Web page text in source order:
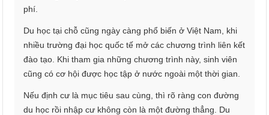
phí.
Du học tại chỗ cũng ngày càng phổ biến ở Việt Nam, khi
nhiều trường đại học quốc tế mở các chương trình liên kết
đào tạo. Khi tham gia những chương trình này, sinh viên
cũng có cơ hội được học tập ở nước ngoài một thời gian.
Nếu định cư là mục tiêu sau cùng, thì rõ ràng con đường
du học rồi nhập cư không còn là một đường thẳng. Du